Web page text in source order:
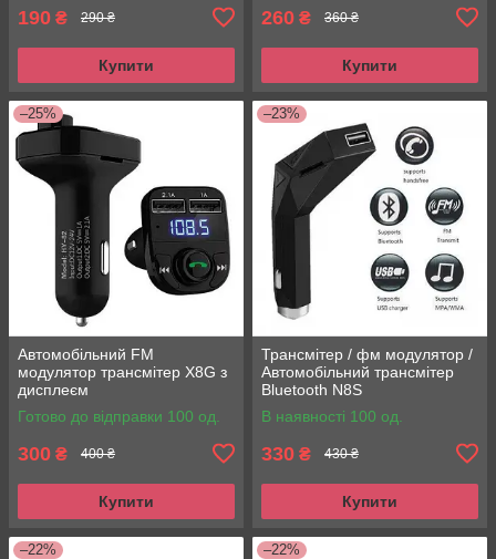
190 ₴ 290 ₴
Купити
260 ₴ 360 ₴
Купити
–25%
Автомобільний FM
модулятор трансмітер X8G з
дисплеєм
Готово до відправки 100 од.
300 ₴ 400 ₴
Купити
–23%
Трансмітер / фм модулятор /
Автомобільний трансмітер
Bluetooth N8S
В наявності 100 од.
330 ₴ 430 ₴
Купити
–22% –22%